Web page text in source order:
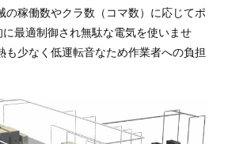
の稼働数やクラ数（コマ数）に応じてポ
最適制御され無駄な電気を使いませ
も少なく低運転音なため作業者への負担